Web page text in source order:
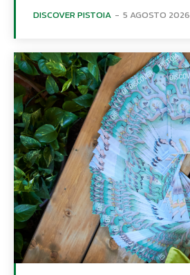
DISCOVER PISTOIA - 5 AGOSTO 2026